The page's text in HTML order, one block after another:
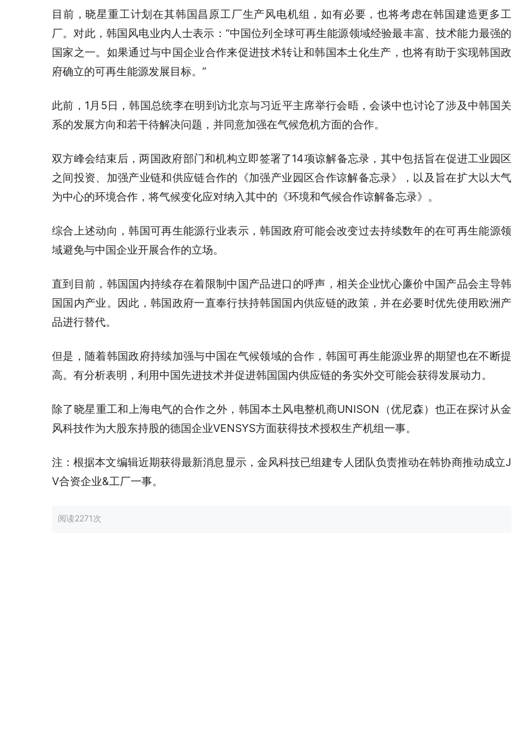
目前，晓星重工计划在其韩国昌原工厂生产风电机组，如有必要，也将考虑在韩国建造更多工
厂。对此，韩国风电业内人士表示：“中国位列全球可再生能源领域经验最丰富、技术能力最强的
国家之一。如果通过与中国企业合作来促进技术转让和韩国本土化生产，也将有助于实现韩国政
府确立的可再生能源发展目标。”
此前，1月5日，韩国总统李在明到访北京与习近平主席举行会晤，会谈中也讨论了涉及中韩国关
系的发展方向和若干待解决问题，并同意加强在气候危机方面的合作。
双方峰会结束后，两国政府部门和机构立即签署了14项谅解备忘录，其中包括旨在促进工业园区
之间投资、加强产业链和供应链合作的《加强产业园区合作谅解备忘录》，以及旨在扩大以大气
为中心的环境合作，将气候变化应对纳入其中的《环境和气候合作谅解备忘录》。
综合上述动向，韩国可再生能源行业表示，韩国政府可能会改变过去持续数年的在可再生能源领
域避免与中国企业开展合作的立场。
直到目前，韩国国内持续存在着限制中国产品进口的呼声，相关企业忧心廉价中国产品会主导韩
国国内产业。因此，韩国政府一直奉行扶持韩国国内供应链的政策，并在必要时优先使用欧洲产
品进行替代。
但是，随着韩国政府持续加强与中国在气候领域的合作，韩国可再生能源业界的期望也在不断提
高。有分析表明，利用中国先进技术并促进韩国国内供应链的务实外交可能会获得发展动力。
除了晓星重工和上海电气的合作之外，韩国本土风电整机商UNISON（优尼森）也正在探讨从金
风科技作为大股东持股的德国企业VENSYS方面获得技术授权生产机组一事。
注：根据本文编辑近期获得最新消息显示，金风科技已组建专人团队负责推动在韩协商推动成立J
V合资企业&工厂一事。
阅读2271次